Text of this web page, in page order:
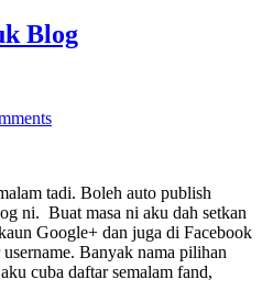
Blog
tadi. Boleh auto publish
ni. Buat masa ni aku dah setkan
Google+ dan juga di Facebook
Banyak nama pilihan
cuba daftar semalam fand,